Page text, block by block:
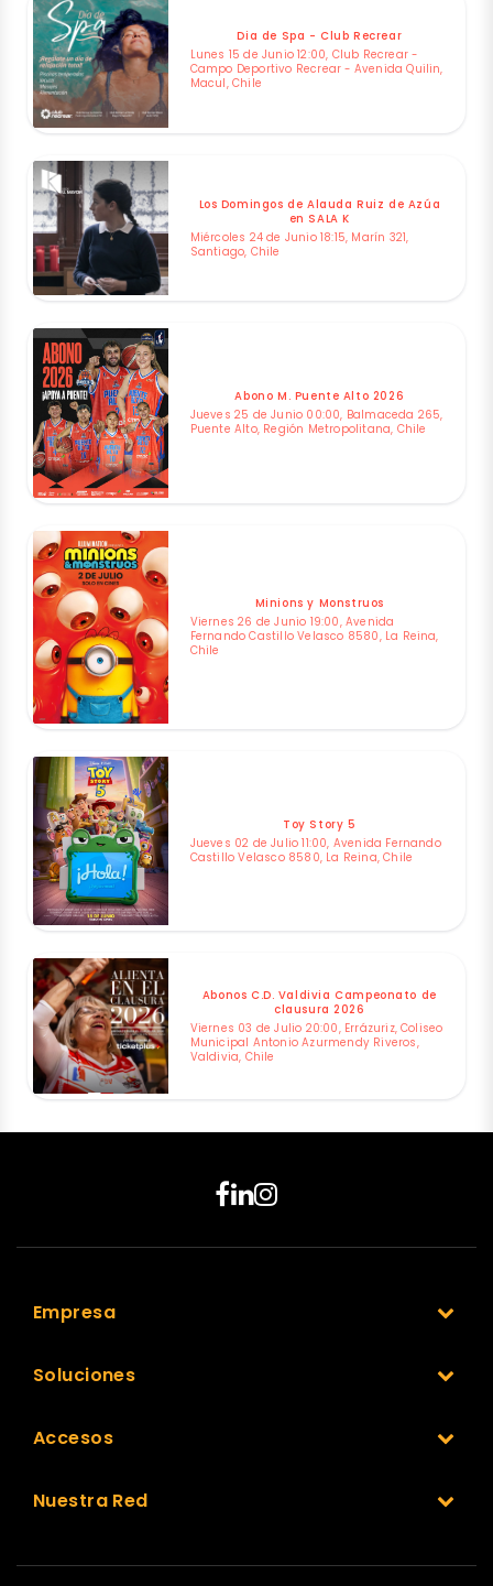
Dia de Spa - Club Recrear
Lunes 15 de Junio 12:00, Club Recrear -
Campo Deportivo Recrear - Avenida Quilin,
Macul, Chile
Los Domingos de Alauda Ruiz de Azúa
en SALA K
Miércoles 24 de Junio 18:15, Marín 321,
Santiago, Chile
Abono M. Puente Alto 2026
Jueves 25 de Junio 00:00, Balmaceda 265,
Puente Alto, Región Metropolitana, Chile
Minions y Monstruos
Viernes 26 de Junio 19:00, Avenida
Fernando Castillo Velasco 8580, La Reina,
Chile
Toy Story 5
Jueves 02 de Julio 11:00, Avenida Fernando
Castillo Velasco 8580, La Reina, Chile
Abonos C.D. Valdivia Campeonato de
clausura 2026
Viernes 03 de Julio 20:00, Errázuriz, Coliseo
Municipal Antonio Azurmendy Riveros,
Valdivia, Chile
Empresa
Soluciones
Accesos
Nuestra Red